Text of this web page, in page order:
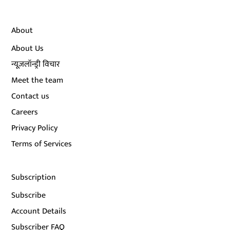
About
About Us
न्यूज़लॉन्ड्री विचार
Meet the team
Contact us
Careers
Privacy Policy
Terms of Services
Subscription
Subscribe
Account Details
Subscriber FAQ